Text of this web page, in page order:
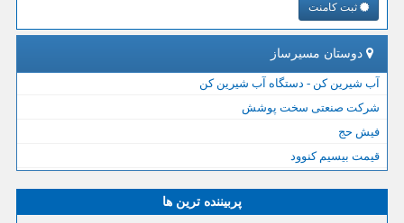
ثبت کامنت
دوستان مسیرساز
آب شیرین کن - دستگاه آب شیرین کن
شرکت صنعتی سخت پوشش
فیش حج
قیمت بیسیم کنوود
پربیننده ترین ها